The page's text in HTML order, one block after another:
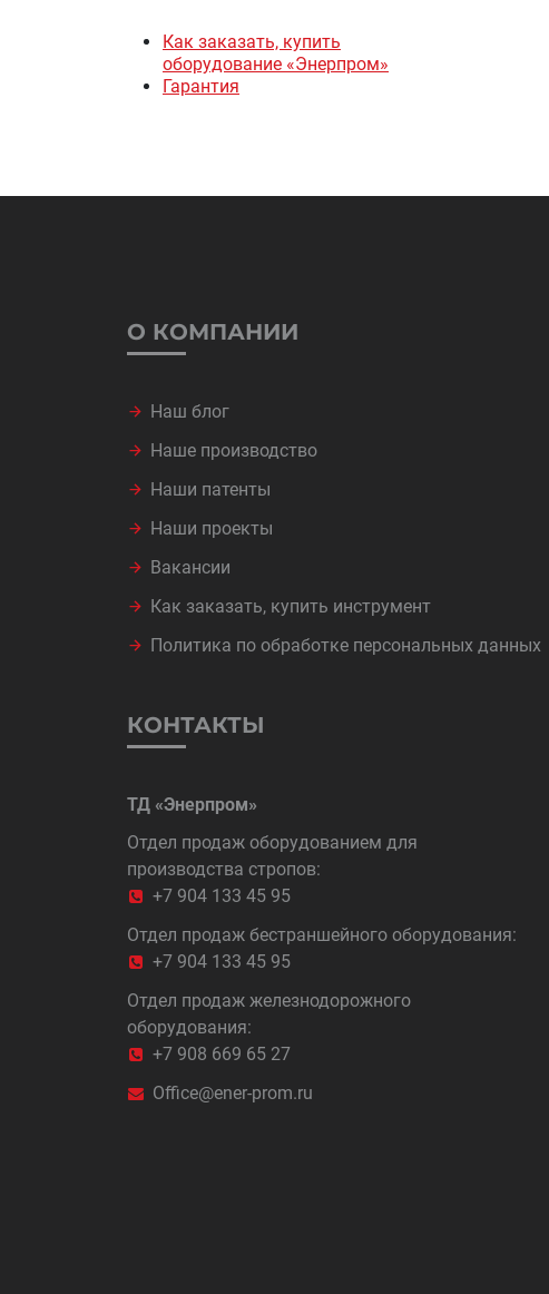
Как заказать, купить
оборудование «Энерпром»
Гарантия
О КОМПАНИИ
Наш блог
Наше производство
Наши патенты
Наши проекты
Вакансии
Как заказать, купить инструмент
Политика по обработке персональных данных
КОНТАКТЫ
ТД «Энерпром»
Отдел продаж оборудованием для
производства стропов:
+7 904 133 45 95
Отдел продаж бестраншейного оборудования:
+7 904 133 45 95
Отдел продаж железнодорожного
оборудования:
+7 908 669 65 27
Office@ener-prom.ru